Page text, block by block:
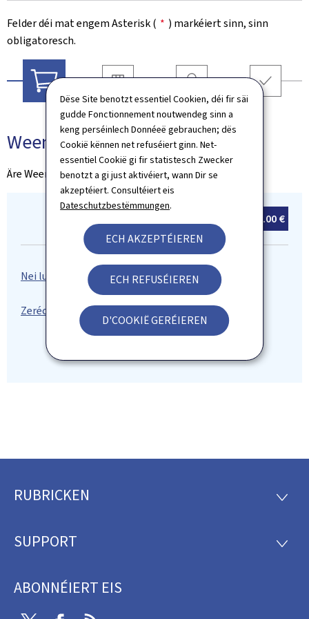
Dëse Site benotzt essentiel Cookien, déi fir säi
gudde Fonctionnement noutwendeg sinn a
keng perséinlech Donnéeë gebrauchen; dës
Cookië kënnen net refuséiert ginn. Net-
essentiel Cookië gi fir statistesch Zwecker
benotzt a gi just aktivéiert, wann Dir se
akzeptéiert. Consultéiert eis
Dateschutzbestëmmungen.
ECH AKZEPTÉIEREN
ECH REFUSÉIEREN
D'COOKIË GERÉIEREN
Felder déi mat engem Asterisk ( * ) markéiert sinn, sinn
obligatoresch.
Weenchen Liwwerung Coordonnéeën
Weenchen
Äre Weenchen ass eidel
0.00 €
Fousszeil
RUBRICKEN
SUPPORT
ABONNÉIERT EIS